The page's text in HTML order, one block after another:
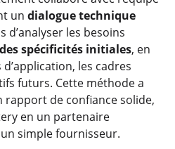
un dialogue technique
d’analyser les besoins
spécificités initiales, en
les cadres
futurs. Cette méthode a
de confiance solide,
en un partenaire
simple fournisseur.